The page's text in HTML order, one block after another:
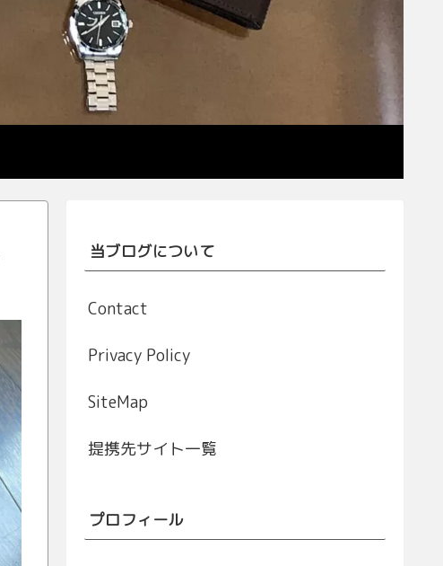
当ブログについて
Contact
Privacy Policy
SiteMap
提携先サイト一覧
プロフィール